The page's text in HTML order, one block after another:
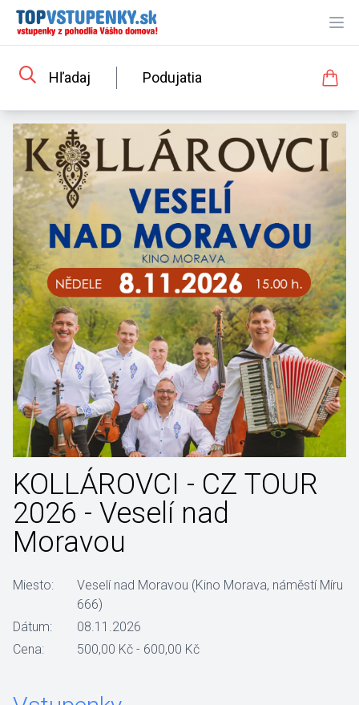
Hľadaj Podujatia
KOLLÁROVCI - CZ TOUR
2026 - Veselí nad
Moravou
Miesto:
Veselí nad Moravou (Kino Morava, náměstí Míru
666)
Dátum:
08.11.2026
Cena:
500,00 Kč - 600,00 Kč